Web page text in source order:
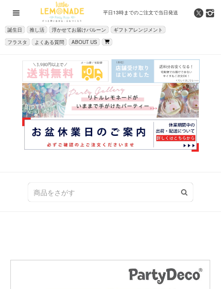
平日13時までのご注文で当日発送
誕生日 推し活 浮かせてお届けバルーン
ギフトアレンジメント
フラスタ
よくある質問 ABOUT US